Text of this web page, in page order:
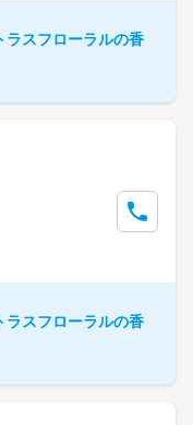
スフローラルの香
スフローラルの香